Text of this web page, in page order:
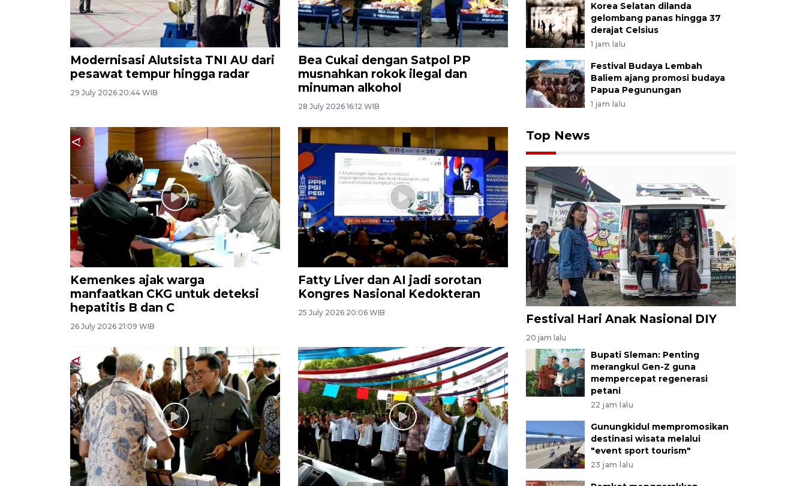
Modernisasi Alutsista TNI AU dari
pesawat tempur hingga radar
29 July 2026 20:44 WIB
Bea Cukai dengan Satpol PP
musnahkan rokok ilegal dan
minuman alkohol
28 July 2026 16:12 WIB
Kemenkes ajak warga
manfaatkan CKG untuk deteksi
hepatitis B dan C
26 July 2026 21:09 WIB
Fatty Liver dan AI jadi sorotan
Kongres Nasional Kedokteran
25 July 2026 20:06 WIB
Korea Selatan dilanda
gelombang panas hingga 37
derajat Celsius
1 jam lalu
Festival Budaya Lembah
Baliem ajang promosi budaya
Papua Pegunungan
1 jam lalu
Top News
Festival Hari Anak Nasional DIY
20 jam lalu
Bupati Sleman: Penting
merangkul Gen-Z guna
mempercepat regenerasi
petani
22 jam lalu
Gunungkidul mempromosikan
destinasi wisata melalui
"event sport tourism"
23 jam lalu